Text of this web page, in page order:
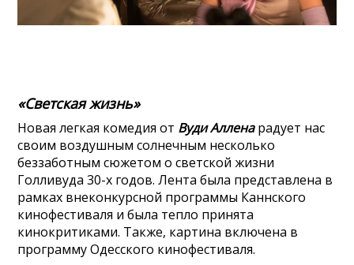
«Светская жизнь»
Новая легкая комедия от Вуди Алленарадует нас
своим воздушным солнечным несколько
беззаботным сюжетом о светской жизни
Голливуда 30-х годов. Лента была представлена в
рамках внеконкурсной программы Каннского
кинофестиваля и была тепло принята
кинокритиками. Также, картина включена в
программу Одесского кинофестиваля.